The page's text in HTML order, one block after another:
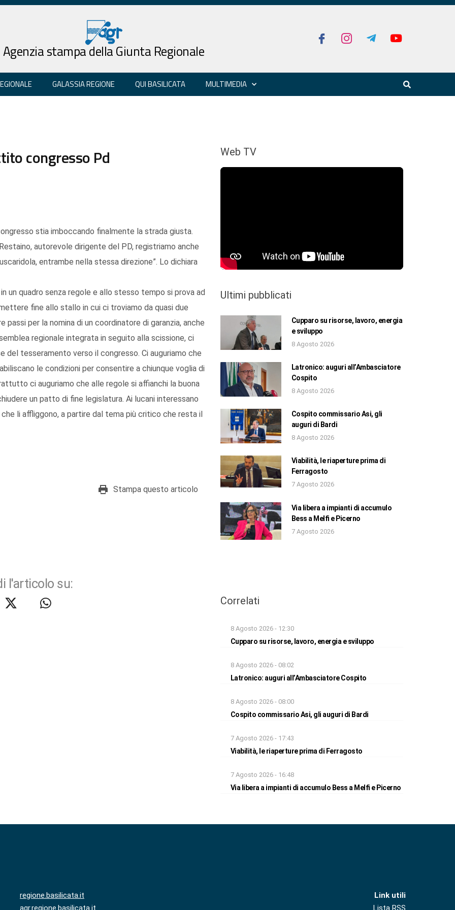
Agenzia stampa della Giunta Regionale
GALASSIA REGIONE QUI BASILICATA MULTIMEDIA
congresso Pd
stia imboccando finalmente la strada giusta.
autorevole dirigente del PD, registriamo anche
entrambe nella stessa direzione”. Lo dichiara
un quadro senza regole e allo stesso tempo si prova ad
fine allo stallo in cui ci troviamo da quasi due
per la nomina di un coordinatore di garanzia, anche
regionale integrata in seguito alla scissione, ci
del tesseramento verso il congresso. Ci auguriamo che
le condizioni per consentire a chiunque voglia di
ci auguriamo che alle regole si affianchi la buona
un patto di fine legislatura. Ai lucani interessano
li affliggono, a partire dal tema più critico che resta il
Stampa questo articolo
l'articolo su:
Web TV
Ultimi pubblicati
Cupparo su risorse, lavoro, energia
e sviluppo
8 Agosto 2026
Latronico: auguri all’Ambasciatore
Cospito
8 Agosto 2026
Cospito commissario Asi, gli
auguri di Bardi
8 Agosto 2026
Viabilità, le riaperture prima di
Ferragosto
7 Agosto 2026
Via libera a impianti di accumulo
Bess a Melfi e Picerno
7 Agosto 2026
Correlati
8 Agosto 2026 - 12:30
Cupparo su risorse, lavoro, energia e sviluppo
8 Agosto 2026 - 08:02
Latronico: auguri all’Ambasciatore Cospito
8 Agosto 2026 - 08:00
Cospito commissario Asi, gli auguri di Bardi
7 Agosto 2026 - 17:43
Viabilità, le riaperture prima di Ferragosto
7 Agosto 2026 - 16:48
Via libera a impianti di accumulo Bess a Melfi e Picerno
regione.basilicata.it
agr.regione.basilicata.it
Link utili
Lista RSS